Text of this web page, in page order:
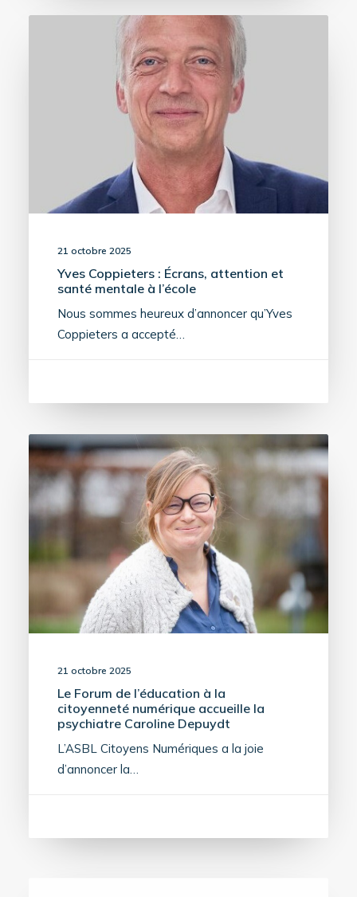
21 octobre 2025
Yves Coppieters : Écrans, attention et
santé mentale à l’école
Nous sommes heureux d’annoncer qu’Yves
Coppieters a accepté…
21 octobre 2025
Le Forum de l’éducation à la
citoyenneté numérique accueille la
psychiatre Caroline Depuydt
L’ASBL Citoyens Numériques a la joie
d’annoncer la…